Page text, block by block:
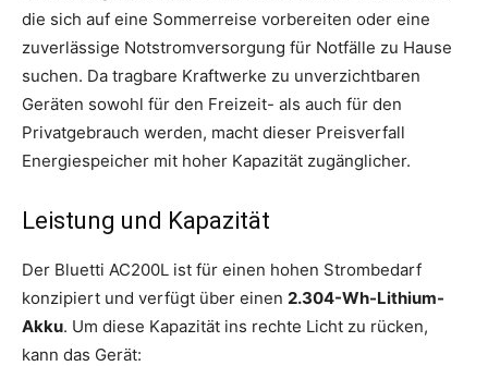
die sich auf eine Sommerreise vorbereiten oder eine
zuverlässige Notstromversorgung für Notfälle zu Hause
suchen. Da tragbare Kraftwerke zu unverzichtbaren
Geräten sowohl für den Freizeit- als auch für den
Privatgebrauch werden, macht dieser Preisverfall
Energiespeicher mit hoher Kapazität zugänglicher.
Leistung und Kapazität
Der Bluetti AC200L ist für einen hohen Strombedarf
konzipiert und verfügt über einen 2.304-Wh-Lithium-
Akku. Um diese Kapazität ins rechte Licht zu rücken,
kann das Gerät: